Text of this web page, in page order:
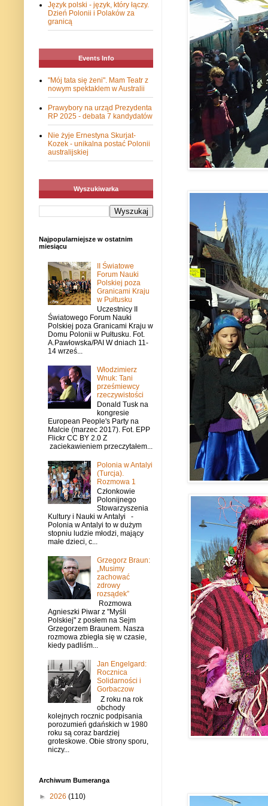
Język polski - język, który łączy.
Dzień Polonii i Polaków za
granicą
Events Info
"Mój tata się żeni". Mam Teatr z
nowym spektaklem w Australii
Prawybory na urząd Prezydenta
RP 2025 - debata 7 kandydatów
Nie żyje Ernestyna Skurjat-
Kozek - unikalna postać Polonii
australijskiej
Wyszukiwarka
Najpopularniejsze w ostatnim
miesiącu
II Światowe
Forum Nauki
Polskiej poza
Granicami Kraju
w Pułtusku
Uczestnicy II
Światowego Forum Nauki
Polskiej poza Granicami Kraju w
Domu Polonii w Pułtusku. Fot.
A.Pawłowska/PAI W dniach 11-
14 wrześ...
Włodzimierz
Wnuk: Tani
prześmiewcy
rzeczywistości
Donald Tusk na
kongresie
European People's Party na
Malcie (marzec 2017). Fot. EPP
Flickr CC BY 2.0 Z
zaciekawieniem przeczytałem...
Polonia w Antalyi
(Turcja).
Rozmowa 1
Członkowie
Polonijnego
Stowarzyszenia
Kultury i Nauki w Antalyi -
Polonia w Antalyi to w dużym
stopniu ludzie młodzi, mający
małe dzieci, c...
Grzegorz Braun:
„Musimy
zachować
zdrowy
rozsądek”
Rozmowa
Agnieszki Piwar z "Myśli
Polskiej" z posłem na Sejm
Grzegorzem Braunem. Nasza
rozmowa zbiegła się w czasie,
kiedy padliśm...
Jan Engelgard:
Rocznica
Solidarności i
Gorbaczow
Z roku na rok
obchody
kolejnych rocznic podpisania
porozumień gdańskich w 1980
roku są coraz bardziej
groteskowe. Obie strony sporu,
niczy...
Archiwum Bumeranga
► 2026 (110)